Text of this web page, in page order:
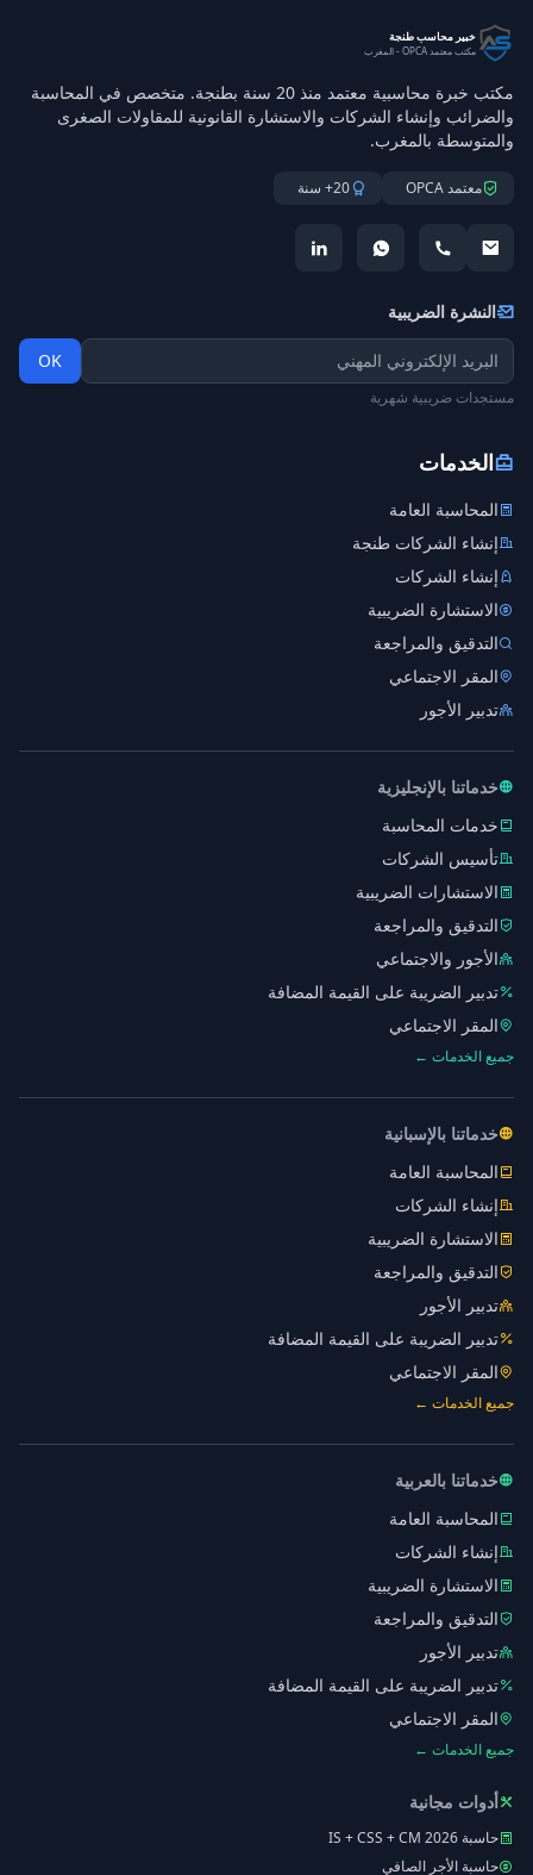
خبير محاسب طنجة
مكتب معتمد OPCA - المغرب
مكتب خبرة محاسبية معتمد منذ 20 سنة بطنجة. متخصص في المحاسبة
والضرائب وإنشاء الشركات والاستشارة القانونية للمقاولات الصغرى
والمتوسطة بالمغرب.
معتمد OPCA 20+ سنة
النشرة الضريبية
OK
مستجدات ضريبية شهرية
الخدمات
المحاسبة العامة
إنشاء الشركات طنجة
إنشاء الشركات
الاستشارة الضريبية
التدقيق والمراجعة
المقر الاجتماعي
تدبير الأجور
خدماتنا بالإنجليزية
خدمات المحاسبة
تأسيس الشركات
الاستشارات الضريبية
التدقيق والمراجعة
الأجور والاجتماعي
تدبير الضريبة على القيمة المضافة
المقر الاجتماعي
جميع الخدمات ←
خدماتنا بالإسبانية
المحاسبة العامة
إنشاء الشركات
الاستشارة الضريبية
التدقيق والمراجعة
تدبير الأجور
تدبير الضريبة على القيمة المضافة
المقر الاجتماعي
جميع الخدمات ←
خدماتنا بالعربية
المحاسبة العامة
إنشاء الشركات
الاستشارة الضريبية
التدقيق والمراجعة
تدبير الأجور
تدبير الضريبة على القيمة المضافة
المقر الاجتماعي
جميع الخدمات ←
أدوات مجانية
حاسبة IS + CSS + CM 2026
حاسبة الأجر الصافي